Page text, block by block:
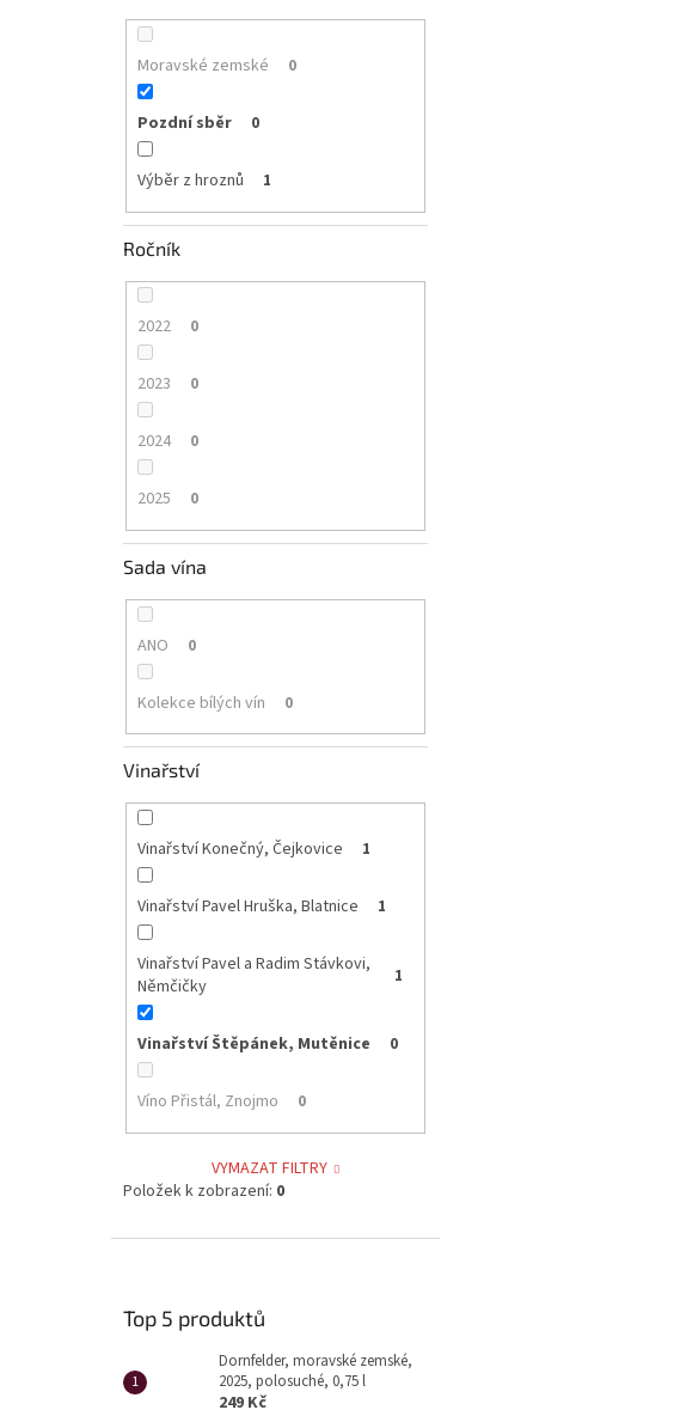
Moravské zemské 0
Pozdní sběr 0
Výběr z hroznů 1
Ročník
2022 0
2023 0
2024 0
2025 0
Sada vína
ANO 0
Kolekce bílých vín 0
Vinařství
Vinařství Konečný, Čejkovice 1
Vinařství Pavel Hruška, Blatnice 1
Vinařství Pavel a Radim Stávkovi,
Němčičky
1
Vinařství Štěpánek, Mutěnice 0
Víno Přistál, Znojmo 0
VYMAZAT FILTRY
Položek k zobrazení: 0
Top 5 produktů
Dornfelder, moravské zemské,
2025, polosuché, 0,75 l
249 Kč